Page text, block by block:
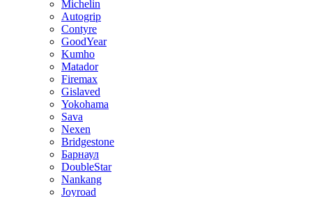
Michelin
Autogrip
Contyre
GoodYear
Kumho
Matador
Firemax
Gislaved
Yokohama
Sava
Nexen
Bridgestone
Барнаул
DoubleStar
Nankang
Joyroad